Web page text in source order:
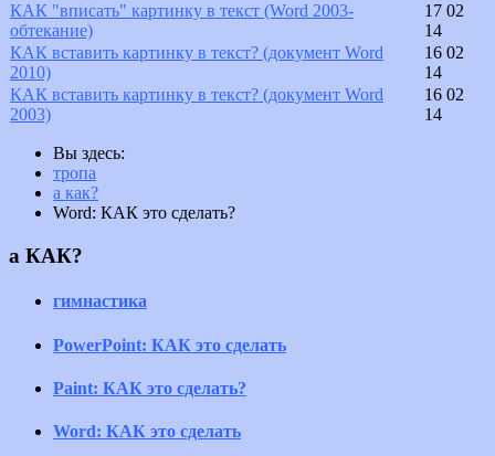
КАК "вписать" картинку в текст (Word 2003-
обтекание)
17 02
14
КАК вставить картинку в текст? (документ Word
2010)
16 02
14
КАК вставить картинку в текст? (документ Word
2003)
16 02
14
Вы здесь:
тропа
а как?
Word: КАК это сделать?
а КАК?
гимнастика
PowerPoint: КАК это сделать
Paint: КАК это сделать?
Word: КАК это сделать